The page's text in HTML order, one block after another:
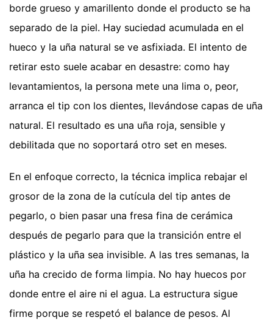
borde grueso y amarillento donde el producto se ha
separado de la piel. Hay suciedad acumulada en el
hueco y la uña natural se ve asfixiada. El intento de
retirar esto suele acabar en desastre: como hay
levantamientos, la persona mete una lima o, peor,
arranca el tip con los dientes, llevándose capas de uña
natural. El resultado es una uña roja, sensible y
debilitada que no soportará otro set en meses.
En el enfoque correcto, la técnica implica rebajar el
grosor de la zona de la cutícula del tip antes de
pegarlo, o bien pasar una fresa fina de cerámica
después de pegarlo para que la transición entre el
plástico y la uña sea invisible. A las tres semanas, la
uña ha crecido de forma limpia. No hay huecos por
donde entre el aire ni el agua. La estructura sigue
firme porque se respetó el balance de pesos. Al